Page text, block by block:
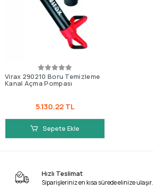
Virax 290210 Boru Temizleme
Kanal Açma Pompası
5.130,22 TL
Sepete Ekle
Hızlı Teslimat
Siparişleriniz en kısa sürede elinize ulaşır.